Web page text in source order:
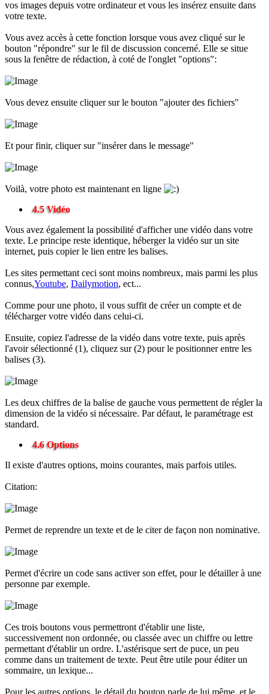
vos images depuis votre ordinateur et vous les insérez ensuite dans
votre texte.
Vous avez accès à cette fonction lorsque vous avez cliqué sur le
bouton "répondre" sur le fil de discussion concerné. Elle se situe
sous la fenêtre de rédaction, à coté de l'onglet "options":
Vous devez ensuite cliquer sur le bouton "ajouter des fichiers"
Et pour finir, cliquer sur "insérer dans le message"
Voilà, votre photo est maintenant en ligne
4.5 Vidéo
Vous avez également la possibilité d'afficher une vidéo dans votre
texte. Le principe reste identique, héberger la vidéo sur un site
internet, puis copier le lien entre les balises.
Les sites permettant ceci sont moins nombreux, mais parmi les plus
connus,Youtube, Dailymotion, ect...
Comme pour une photo, il vous suffit de créer un compte et de
télécharger votre vidéo dans celui-ci.
Ensuite, copiez l'adresse de la vidéo dans votre texte, puis après
l'avoir sélectionné (1), cliquez sur (2) pour le positionner entre les
balises (3).
Les deux chiffres de la balise de gauche vous permettent de régler la
dimension de la vidéo si nécessaire. Par défaut, le paramétrage est
standard.
4.6 Options
Il existe d'autres options, moins courantes, mais parfois utiles.
Citation:
Permet de reprendre un texte et de le citer de façon non nominative.
Permet d'écrire un code sans activer son effet, pour le détailler à une
personne par exemple.
Ces trois boutons vous permettront d'établir une liste,
successivement non ordonnée, ou classée avec un chiffre ou lettre
permettant d'établir un ordre. L'astérisque sert de puce, un peu
comme dans un traitement de texte. Peut être utile pour éditer un
sommaire, un lexique...